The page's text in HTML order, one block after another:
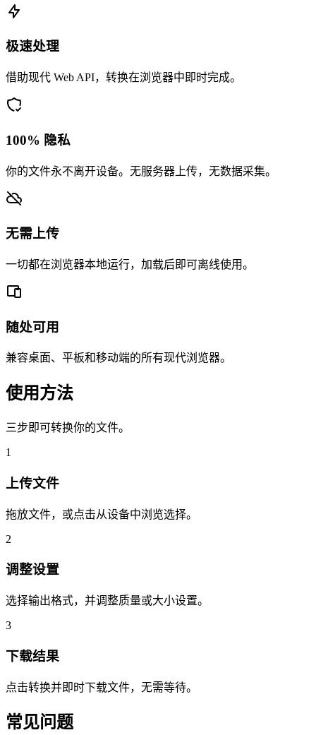
极速处理
借助现代 Web API，转换在浏览器中即时完成。
100% 隐私
你的文件永不离开设备。无服务器上传，无数据采集。
无需上传
一切都在浏览器本地运行，加载后即可离线使用。
随处可用
兼容桌面、平板和移动端的所有现代浏览器。
使用方法
三步即可转换你的文件。
1
上传文件
拖放文件，或点击从设备中浏览选择。
2
调整设置
选择输出格式，并调整质量或大小设置。
3
下载结果
点击转换并即时下载文件，无需等待。
常见问题